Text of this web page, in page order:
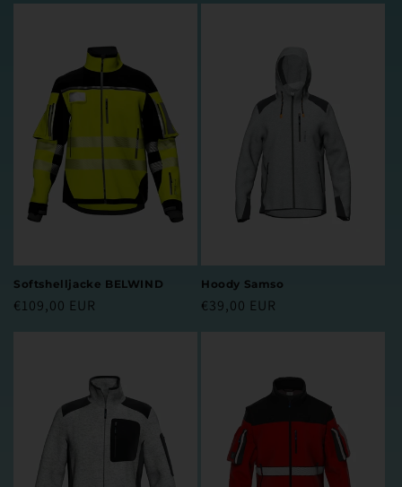
Softshelljacke BELWIND
Normaler
€109,00 EUR
Hoody Samso
Normaler
€39,00 EUR